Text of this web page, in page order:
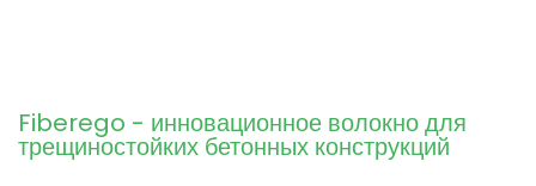
Fiberego - инновационное волокно для
трещиностойких бетонных конструкций